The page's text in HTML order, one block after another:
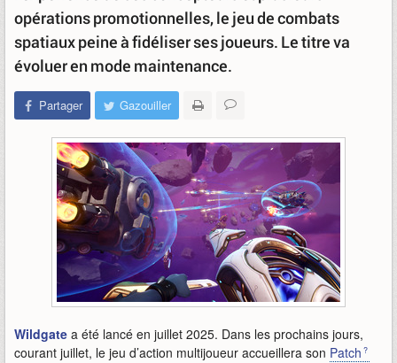
opérations promotionnelles, le jeu de combats
spatiaux peine à fidéliser ses joueurs. Le titre va
évoluer en mode maintenance.
Partager Gazouiller
Wildgate a été lancé en juillet 2025. Dans les prochains jours,
courant juillet, le jeu d’action multijoueur accueillera son Patch